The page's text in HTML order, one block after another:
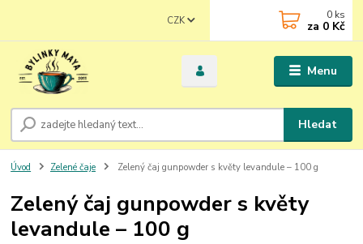
Menu
CZK
Hledat
0 ks
za 0 Kč
Úvod Zelené čaje Zelený čaj gunpowder s květy levandule – 100 g
Zelený čaj gunpowder s květy
levandule – 100 g